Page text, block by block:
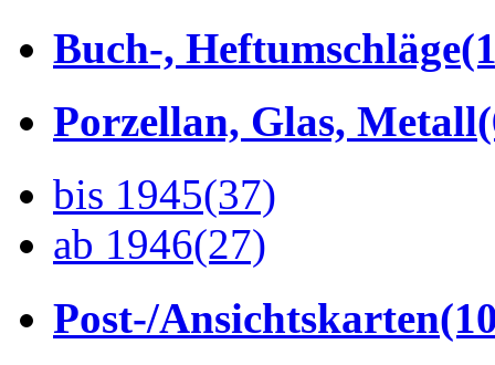
Buch-, Heftumschläge
Porzellan, Glas, Metall
bis 1945(37)
ab 1946(27)
Post-/Ansichtskarten